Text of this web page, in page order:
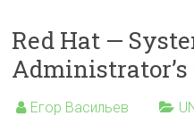
Red Hat —
Administrator’s
Егор Васильев